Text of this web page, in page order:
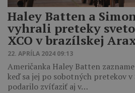
Haley Batten a
vyhrali preteky
XCO v brazílskej
22. APRÍLA 2024 09:13
Američanka Haley Batten
keď sa jej po sobotných pretekov
podarilo zvíťaziť aj v…